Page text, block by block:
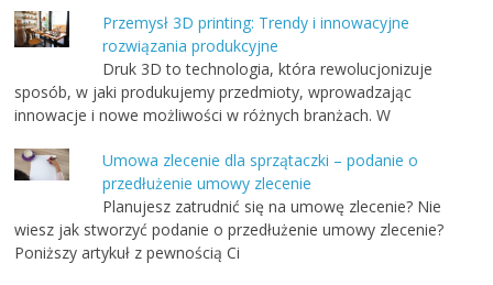
Przemysł 3D printing: Trendy i innowacyjne
rozwiązania produkcyjne
Druk 3D to technologia, która rewolucjonizuje
sposób, w jaki produkujemy przedmioty, wprowadzając
innowacje i nowe możliwości w różnych branżach. W
Umowa zlecenie dla sprzątaczki – podanie o
przedłużenie umowy zlecenie
Planujesz zatrudnić się na umowę zlecenie? Nie
wiesz jak stworzyć podanie o przedłużenie umowy zlecenie?
Poniższy artykuł z pewnością Ci